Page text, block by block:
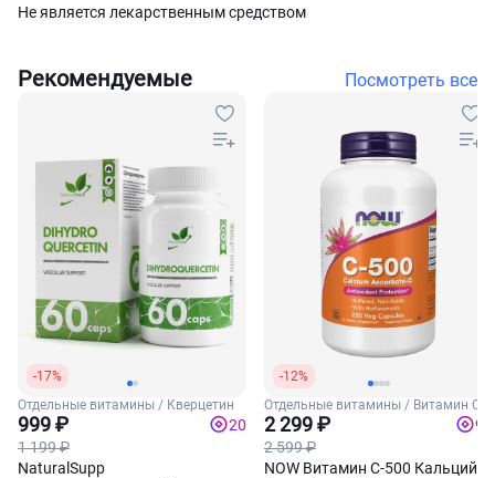
Не является лекарственным средством
Рекомендуемые Посмотреть все
-17%
Отдельные витамины / Кверцетин
999 ₽
1 199 ₽
20
NaturalSupp
-12%
Отдельные витамины / Витамин С
2 299 ₽
2 599 ₽
92
NOW Витамин С-500 Кальций